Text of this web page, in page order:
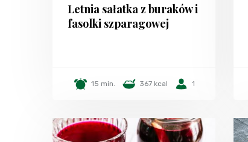
Letnia sałatka z buraków i
fasolki szparagowej
15 min. 367 kcal 1